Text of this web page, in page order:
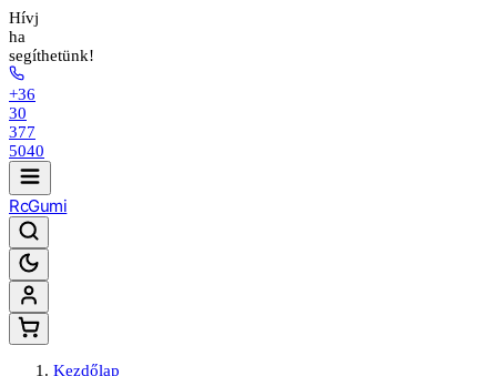
Hívj
ha
segíthetünk!
+36
30
377
5040
RcGumi
Kezdőlap